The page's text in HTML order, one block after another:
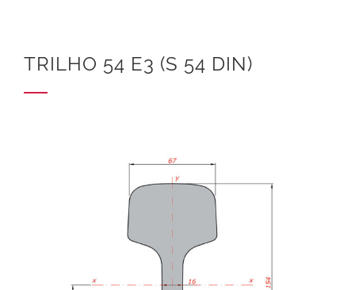
TRILHO 54 E3 (S 54 DIN)